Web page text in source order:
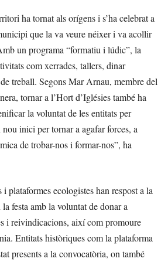
ha tornat als orígens i s’ha celebrat a
que la va veure néixer i va acollir
un programa “formatiu i lúdic”, la
com xerrades, tallers, dinar
treball. Segons Mar Arnau, membre del
tornar a l’Hort d’Iglésies també ha
la voluntat de les entitats per
inici per tornar a agafar forces, a
de trobar-nos i formar-nos”, ha
plataformes ecologistes han respost a la
festa amb la voluntat de donar a
i reivindicacions, així com promoure
Entitats històriques com la plataforma
presents a la convocatòria, on també